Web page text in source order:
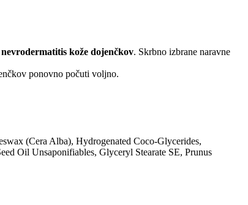
kože dojenčkov. Skrbno izbrane naravne
ponovno počuti voljno.
(Cera Alba), Hydrogenated Coco-Glycerides,
Oil Unsaponifiables, Glyceryl Stearate SE, Prunus